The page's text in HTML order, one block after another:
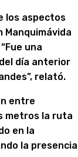
los aspectos
una
día anterior
relató.
entre
metros la ruta
en la
la presencia